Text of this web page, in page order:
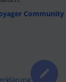
Community